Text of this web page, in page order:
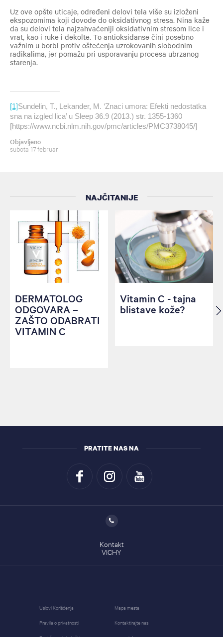
Uz ove opšte uticaje, određeni delovi tela više su izloženi
ekspozomima koji dovode do oksidativnog stresa. Nina kaže
da su delovi tela najzahvaćeniji oksidativnim stresom lice i
vrat, kao i ruke i dekolte. To antioksidanse čini posebno
važnim u borbi protiv oštećenja uzrokovanih slobodnim
radikalima, jer pomažu pri usporavanju procesa ubrzanog
starenja.
[1]Sundelin, T., Lekander, M. ‘Znaci umora: Efekti nedostatka
sna na izgled lica’ u Sleep 36.9 (2013.) str. 1355-1360
[https://www.ncbi.nlm.nih.gov/pmc/articles/PMC3738045/]
Objavljeno
subota 17 februar
NAJČITANIJE
DERMATOLOG
ODGOVARA –
ZAŠTO ODABRATI
VITAMIN C
Vitamin C - tajna
blistave kože?
PRATITE NAS NA
Kontakt
VICHY
Uslovi Korišćenja
Pravila o privatnosti
Mapa mesta
Kontaktirajte nas